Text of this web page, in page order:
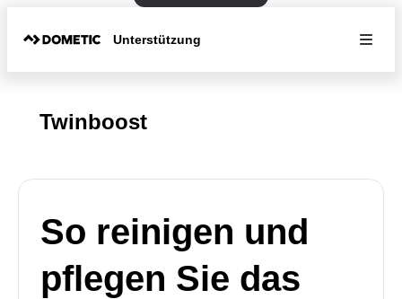
Unterstützung
Twinboost
So reinigen und
pflegen Sie das